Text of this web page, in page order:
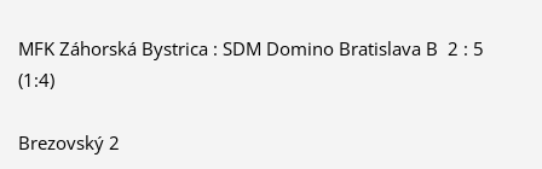
MFK Záhorská Bystrica : SDM Domino Bratislava B 2 : 5
(1:4)
Brezovský 2